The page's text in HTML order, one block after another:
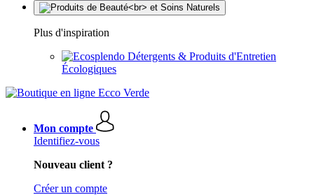
Plus d'inspiration
Détergents & Produits d'Entretien
Écologiques
Mon compte
Identifiez-vous
Nouveau client ?
Créer un compte